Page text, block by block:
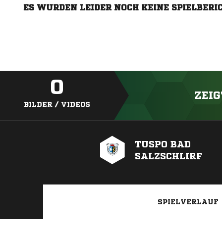
ES WURDEN LEIDER NOCH KEINE
0
BILDER / VIDEOS
TUSPO BAD
SALZSCHLIRF
SPIELVERLAUF